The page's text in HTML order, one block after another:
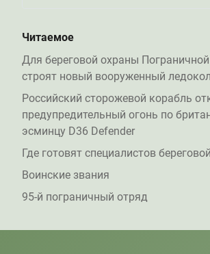
Читаемое
Для береговой охраны
строят новый вооруженный ледокол
Российский сторожевой корабль
предупредительный огонь по
эсминцу D36 Defender
Где готовят специалистов
Воинские звания
95-й пограничный отряд